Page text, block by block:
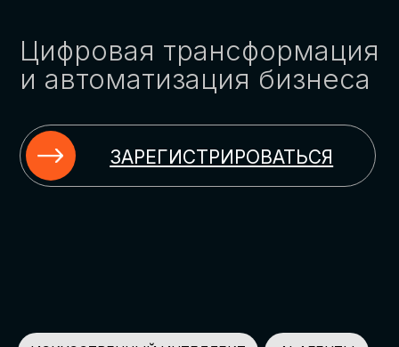
ИСКУССТВЕННЫЙ ИНТЕЛЛЕКТ
КЭДО
ЦИФРОВИЗАЦИЯ
АВТОМАТИЗАЦИЯ HR ЧАТ-БОТЫ
ИМПОРТОЗАМЕЩЕНИЕ